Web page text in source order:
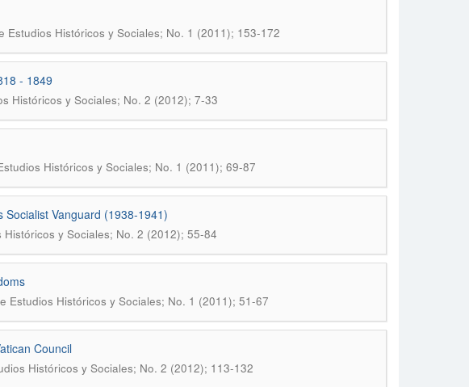
Estudios Históricos y Sociales; No. 1 (2011); 153-172
- 1849
Históricos y Sociales; No. 2 (2012); 7-33
Históricos y Sociales; No. 1 (2011); 69-87
Vanguard (1938-1941)
y Sociales; No. 2 (2012); 55-84
Estudios Históricos y Sociales; No. 1 (2011); 51-67
Council
Históricos y Sociales; No. 2 (2012); 113-132